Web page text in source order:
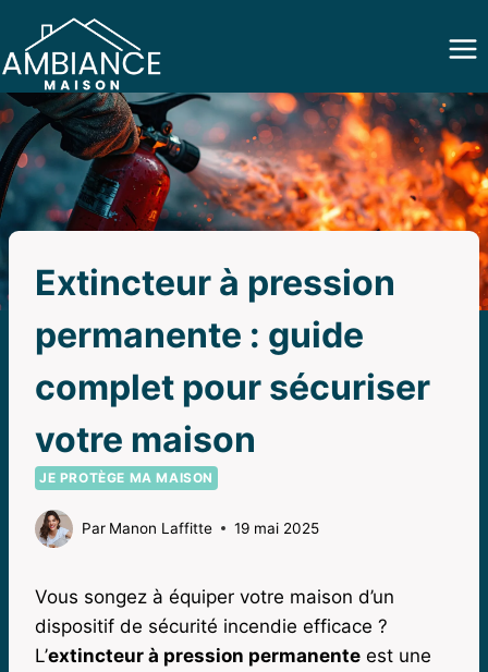
contenu
Extincteur à pression
permanente : guide
complet pour sécuriser
votre maison
JE PROTÈGE MA MAISON
Par Manon Laffitte 19 mai 2025
Vous songez à équiper votre maison d’un
dispositif de sécurité incendie efficace ?
L’extincteur à pression permanente est une